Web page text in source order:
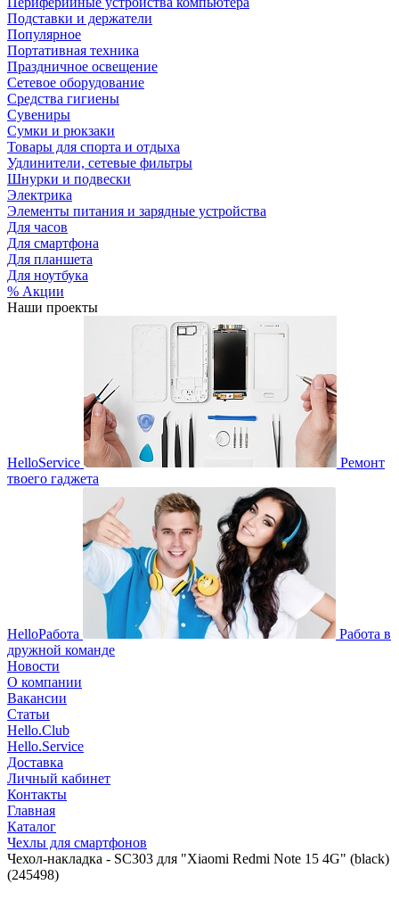
Подставки и держатели
Популярное
Портативная техника
Праздничное освещение
Сетевое оборудование
Средства гигиены
Сувениры
Сумки и рюкзаки
Товары для спорта и отдыха
Удлинители, сетевые фильтры
Шнурки и подвески
Электрика
Элементы питания и зарядные устройства
Для часов
Для смартфона
Для планшета
Для ноутбука
% Акции
Наши проекты
HelloService
Ремонт
твоего гаджета
HelloРабота
Работа в
дружной команде
Новости
О компании
Вакансии
Статьи
Hello.Club
Hello.Service
Доставка
Личный кабинет
Контакты
Главная
Каталог
Чехлы для смартфонов
Чехол-накладка - SC303 для "Xiaomi Redmi Note 15 4G" (black)
(245498)